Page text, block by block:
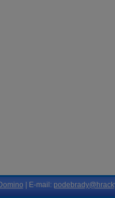
Domino | E-mail: